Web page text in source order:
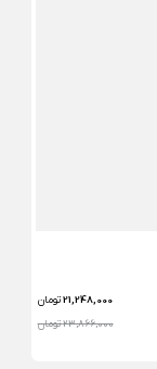
21,248,000تومان
23,866,000 تومان